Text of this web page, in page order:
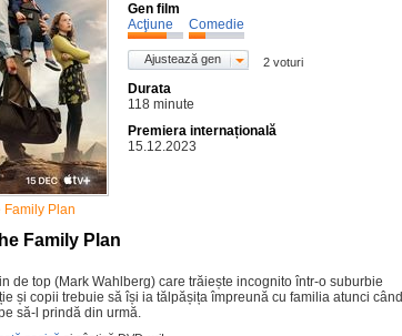
Family Plan
Gen film
Acţiune
Comedie
Ajustează gen 2 voturi
Durata
118 minute
Premiera internațională
15.12.2023
Family Plan
de top (Mark Wahlberg) care trăiește incognito într-o suburbie
și copii trebuie să își ia tălpășița împreună cu familia atunci când
să-l prindă din urmă.